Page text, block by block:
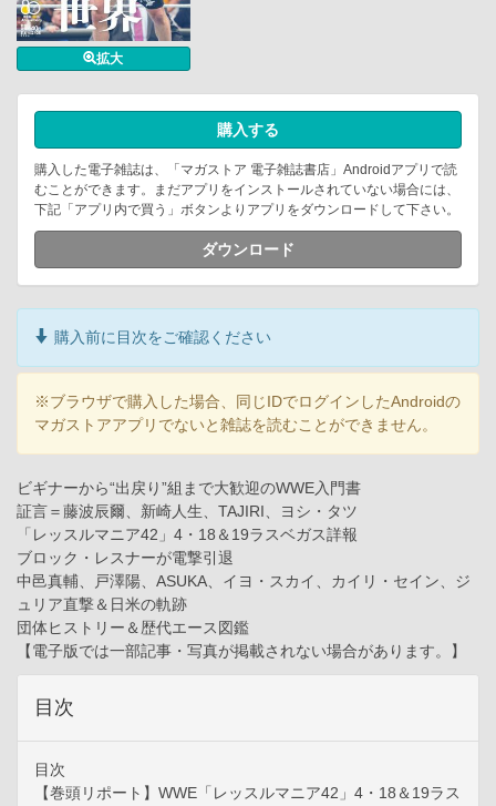
拡大
購入する
購入した電子雑誌は、「マガストア 電子雑誌書店」Androidアプリで読
むことができます。まだアプリをインストールされていない場合には、
下記「アプリ内で買う」ボタンよりアプリをダウンロードして下さい。
ダウンロード
購入前に目次をご確認ください
※ブラウザで購入した場合、同じIDでログインしたAndroidの
マガストアアプリでないと雑誌を読むことができません。
ビギナーから“出戻り”組まで大歓迎のWWE入門書
証言＝藤波辰爾、新崎人生、TAJIRI、ヨシ・タツ
「レッスルマニア42」4・18＆19ラスベガス詳報
ブロック・レスナーが電撃引退
中邑真輔、戸澤陽、ASUKA、イヨ・スカイ、カイリ・セイン、ジ
ュリア直撃＆日米の軌跡
団体ヒストリー＆歴代エース図鑑
【電子版では一部記事・写真が掲載されない場合があります。】
目次
目次
【巻頭リポート】WWE「レッスルマニア42」4・18＆19ラス